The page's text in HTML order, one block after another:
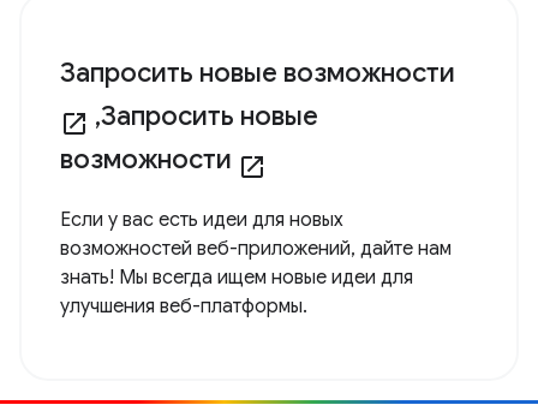
Запросить новые возможности
open_in_new ,Запросить новые
возможности open_in_new
Если у вас есть идеи для новых
возможностей веб-приложений, дайте нам
знать! Мы всегда ищем новые идеи для
улучшения веб-платформы.